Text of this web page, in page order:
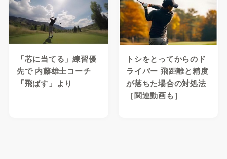
「芯に当てる」練習優
先で 内藤雄士コーチ
「飛ばす」より
トシをとってからのド
ライバー 飛距離と精度
が落ちた場合の対処法
［関連動画も］